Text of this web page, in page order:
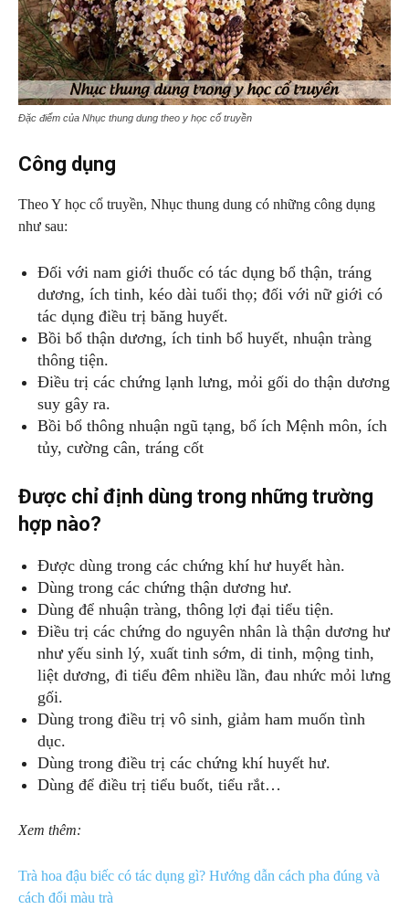
Đặc điểm của Nhục thung dung theo y học cổ truyền
Công dụng
Theo Y học cổ truyền, Nhục thung dung có những công dụng
như sau:
Đối với nam giới thuốc có tác dụng bổ thận, tráng
dương, ích tinh, kéo dài tuổi thọ; đối với nữ giới có
tác dụng điều trị băng huyết.
Bồi bổ thận dương, ích tinh bổ huyết, nhuận tràng
thông tiện.
Điều trị các chứng lạnh lưng, mỏi gối do thận dương
suy gây ra.
Bồi bổ thông nhuận ngũ tạng, bổ ích Mệnh môn, ích
tủy, cường cân, tráng cốt
Được chỉ định dùng trong những trường
hợp nào?
Được dùng trong các chứng khí hư huyết hàn.
Dùng trong các chứng thận dương hư.
Dùng để nhuận tràng, thông lợi đại tiểu tiện.
Điều trị các chứng do nguyên nhân là thận dương hư
như yếu sinh lý, xuất tinh sớm, di tinh, mộng tinh,
liệt dương, đi tiểu đêm nhiều lần, đau nhức mỏi lưng
gối.
Dùng trong điều trị vô sinh, giảm ham muốn tình
dục.
Dùng trong điều trị các chứng khí huyết hư.
Dùng để điều trị tiểu buốt, tiểu rắt…
Xem thêm:
Trà hoa đậu biếc có tác dụng gì? Hướng dẫn cách pha đúng và
cách đổi màu trà